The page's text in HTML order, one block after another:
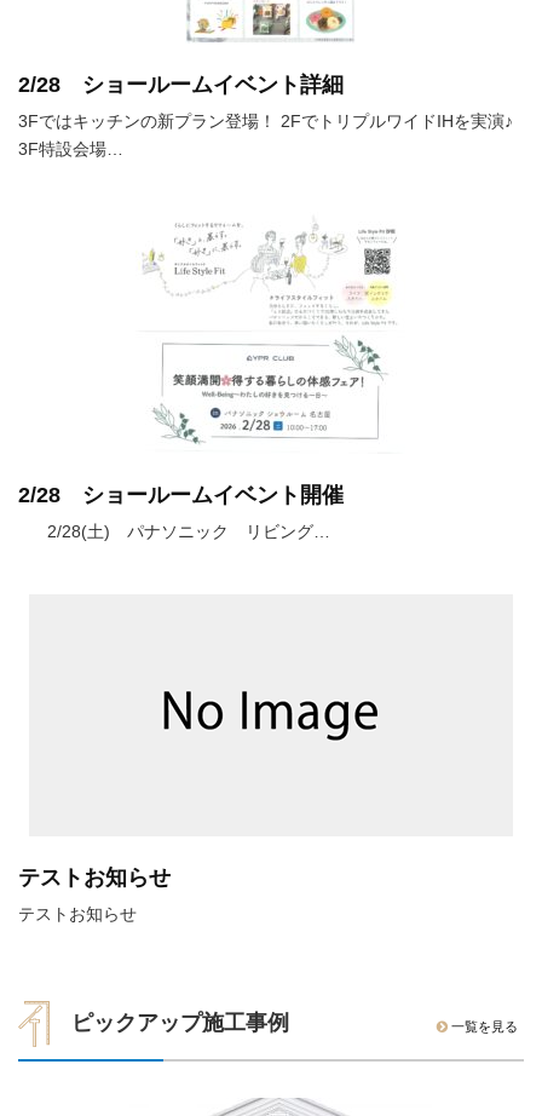
2/28 ショールームイベント詳細
3Fではキッチンの新プラン登場！ 2FでトリプルワイドIHを実演♪
3F特設会場…
2/28 ショールームイベント開催
2/28(土) パナソニック リビング…
テストお知らせ
テストお知らせ
ピックアップ施工事例 一覧を見る